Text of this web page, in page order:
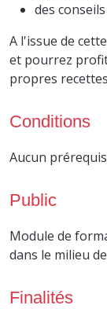
des
A l'issue de
et pourrez
propres
Conditions
Aucun prérequis
Public
Module de
dans le milieu
Finalités